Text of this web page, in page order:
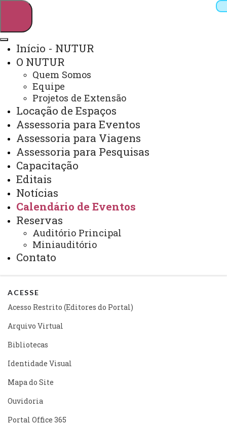
Webmail Sistemas
Arquivo Virtual
Campus
Início - NUTUR
O NUTUR
Quem Somos
Equipe
Projetos de Extensão
Locação de Espaços
Assessoria para Eventos
Assessoria para Viagens
Assessoria para Pesquisas
Capacitação
Editais
Notícias
Calendário de Eventos
Reservas
Auditório Principal
Miniauditório
Contato
Você está aqui:
Foz do Iguaçu - Página Principal
NUTUR
ACESSE
Acesso Restrito (Editores do Portal)
Arquivo Virtual
Bibliotecas
Identidade Visual
Mapa do Site
Ouvidoria
Portal Office 365